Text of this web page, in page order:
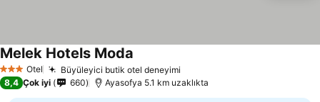
3 YıldızOtel Büyüleyici butik otel deneyimi
Melek Hotels Moda
8,4 Çok iyi 660 Ayasofya 5.1 km uzaklıkta